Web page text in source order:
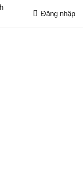
Đăng nhập